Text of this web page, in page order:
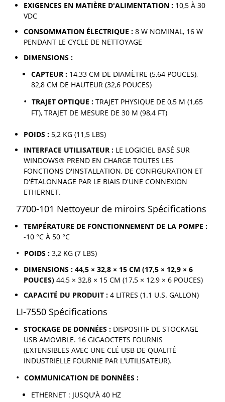
EXIGENCES EN MATIÈRE D'ALIMENTATION : 10,5 À 30
VDC
CONSOMMATION ÉLECTRIQUE : 8 W NOMINAL, 16 W
PENDANT LE CYCLE DE NETTOYAGE
DIMENSIONS :
CAPTEUR : 14,33 CM DE DIAMÈTRE (5,64 POUCES),
82,8 CM DE HAUTEUR (32,6 POUCES)
TRAJET OPTIQUE : TRAJET PHYSIQUE DE 0,5 M (1,65
FT), TRAJET DE MESURE DE 30 M (98,4 FT)
POIDS : 5,2 KG (11,5 LBS)
INTERFACE UTILISATEUR : LE LOGICIEL BASÉ SUR
WINDOWS® PREND EN CHARGE TOUTES LES
FONCTIONS D'INSTALLATION, DE CONFIGURATION ET
D'ÉTALONNAGE PAR LE BIAIS D'UNE CONNEXION
ETHERNET.
7700-101 Nettoyeur de miroirs Spécifications
TEMPÉRATURE DE FONCTIONNEMENT DE LA POMPE :
-10 °C À 50 °C
POIDS : 3,2 KG (7 LBS)
DIMENSIONS : 44,5 × 32,8 × 15 CM (17,5 × 12,9 × 6
POUCES) 44,5 × 32,8 × 15 CM (17,5 × 12,9 × 6 POUCES)
CAPACITÉ DU PRODUIT : 4 LITRES (1.1 U.S. GALLON)
LI-7550 Spécifications
STOCKAGE DE DONNÉES : DISPOSITIF DE STOCKAGE
USB AMOVIBLE. 16 GIGAOCTETS FOURNIS
(EXTENSIBLES AVEC UNE CLÉ USB DE QUALITÉ
INDUSTRIELLE FOURNIE PAR L'UTILISATEUR).
COMMUNICATION DE DONNÉES :
ETHERNET : JUSQU'À 40 HZ